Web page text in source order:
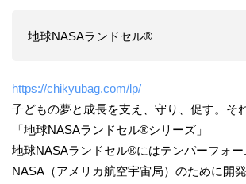
地球NASAランドセル®
https://chikyubag.com/lp/
子どもの夢と成長を支え、守り、促す。そ
「地球NASAランドセル®シリーズ」
地球NASAランドセル®にはテンパーフォ
NASA（アメリカ航空宇宙局）のために開